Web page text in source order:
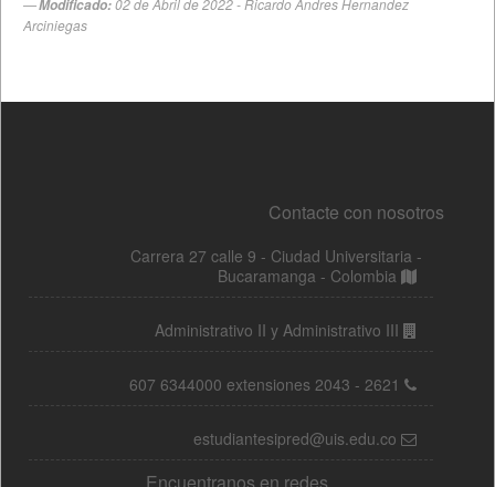
Contacte con nosotros
Carrera 27 calle 9 - Ciudad Universitaria -
Bucaramanga - Colombia
Administrativo II y Administrativo III
607 6344000 extensiones 2043 - 2621
estudiantesipred@uis.edu.co